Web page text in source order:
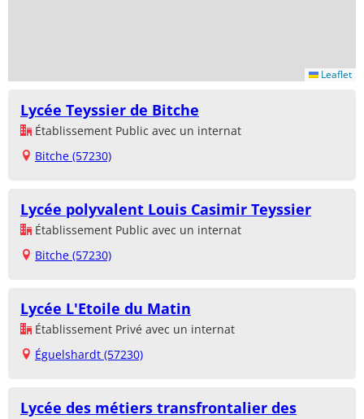
Leaflet
Lycée Teyssier de Bitche
Établissement Public avec un internat
Bitche (57230)
Lycée polyvalent Louis Casimir Teyssier
Établissement Public avec un internat
Bitche (57230)
Lycée L'Etoile du Matin
Établissement Privé avec un internat
Éguelshardt (57230)
Lycée des métiers transfrontalier des